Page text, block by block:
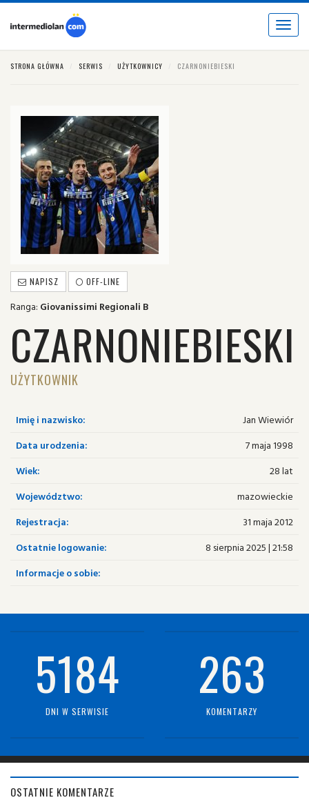
Toggle
STRONA GŁÓWNA SERWIS UŻYTKOWNICY CZARNONIEBIESKI
NAPISZ OFF-LINE
Ranga: Giovanissimi Regionali B
CZARNONIEBIESKI
UŻYTKOWNIK
Imię i nazwisko:
Jan Wiewiór
Data urodzenia:
7 maja 1998
Wiek:
28 lat
Województwo:
mazowieckie
Rejestracja:
31 maja 2012
Ostatnie logowanie:
8 sierpnia 2025 | 21:58
Informacje o sobie:
5184
DNI W SERWISIE
263
KOMENTARZY
OSTATNIE KOMENTARZE